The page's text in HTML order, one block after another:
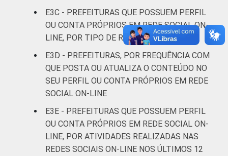
E3C - PREFEITURAS QUE POSSUEM PERFIL
OU CONTA PRÓPRIOS EM REDE SOCIAL ON-
LINE, POR TIPO DE REDE SOCIAL
E3D - PREFEITURAS, POR FREQUÊNCIA COM
QUE POSTA OU ATUALIZA O CONTEÚDO NO
SEU PERFIL OU CONTA PRÓPRIOS EM REDE
SOCIAL ON-LINE
E3E - PREFEITURAS QUE POSSUEM PERFIL
OU CONTA PRÓPRIOS EM REDE SOCIAL ON-
LINE, POR ATIVIDADES REALIZADAS NAS
REDES SOCIAIS ON-LINE NOS ÚLTIMOS 12